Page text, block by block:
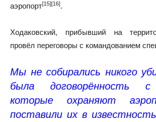
аэропорт[15][16].
Ходаковский, прибывший на
провёл переговоры с командованием
Мы не собирались никого
была договорённость с
которые охраняют
поставили их в